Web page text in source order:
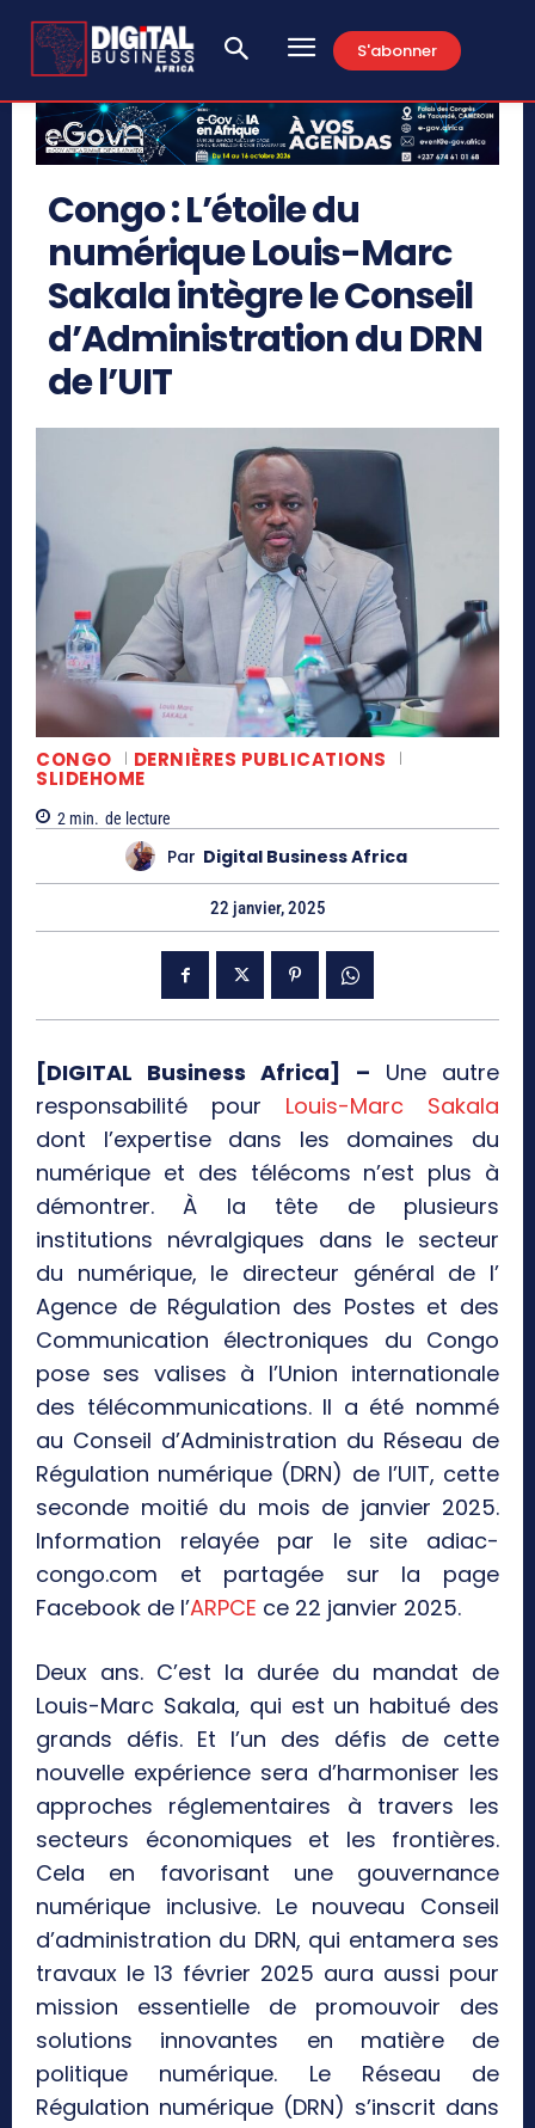
S'abonner
Congo : L’étoile du
numérique Louis-Marc
Sakala intègre le Conseil
d’Administration du DRN
de l’UIT
CONGO DERNIÈRES PUBLICATIONS
SLIDEHOME
2 min. de lecture
Par Digital Business Africa
22 janvier, 2025
[DIGITAL Business Africa] – Une autre
responsabilité pour Louis-Marc Sakala
dont l’expertise dans les domaines du
numérique et des télécoms n’est plus à
démontrer. À la tête de plusieurs
institutions névralgiques dans le secteur
du numérique, le directeur général de l’
Agence de Régulation des Postes et des
Communication électroniques du Congo
pose ses valises à l’Union internationale
des télécommunications. Il a été nommé
au Conseil d’Administration du Réseau de
Régulation numérique (DRN) de l’UIT, cette
seconde moitié du mois de janvier 2025.
Information relayée par le site adiac-
congo.com et partagée sur la page
Facebook de l’ARPCE ce 22 janvier 2025.
Deux ans. C’est la durée du mandat de
Louis-Marc Sakala, qui est un habitué des
grands défis. Et l’un des défis de cette
nouvelle expérience sera d’harmoniser les
approches réglementaires à travers les
secteurs économiques et les frontières.
Cela en favorisant une gouvernance
numérique inclusive. Le nouveau Conseil
d’administration du DRN, qui entamera ses
travaux le 13 février 2025 aura aussi pour
mission essentielle de promouvoir des
solutions innovantes en matière de
politique numérique. Le Réseau de
Régulation numérique (DRN) s’inscrit dans